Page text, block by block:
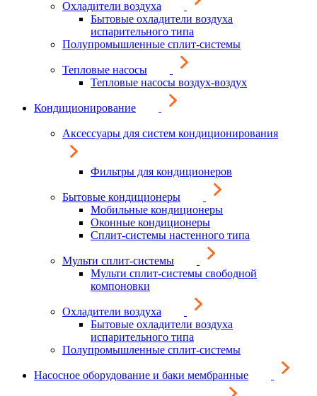
Охладители воздуха
Бытовые охладители воздуха
испарительного типа
Полупромышленные сплит-системы
Тепловые насосы
Тепловые насосы воздух-воздух
Кондиционирование
Аксессуары для систем кондиционирования
Фильтры для кондиционеров
Бытовые кондиционеры
Мобильные кондиционеры
Оконные кондиционеры
Сплит-системы настенного типа
Мульти сплит-системы
Мульти сплит-системы свободной
компоновки
Охладители воздуха
Бытовые охладители воздуха
испарительного типа
Полупромышленные сплит-системы
Насосное оборудование и баки мембранные